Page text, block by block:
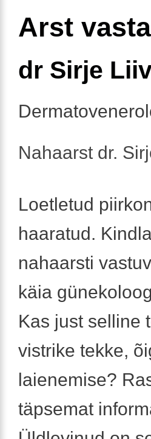
Arst
dr Sirje
Nahaarst dr.
Loetletud
haaratud.
nahaarsti
käia
Kas just selline
vistrike tekke,
laienemise?
täpsemat